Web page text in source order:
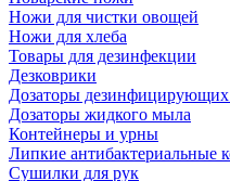
Ножи для чистки овощей
Ножи для хлеба
Товары для дезинфекции
Дезковрики
Дозаторы дезинфицирующих
Дозаторы жидкого мыла
Контейнеры и урны
Липкие антибактериальные
Сушилки для рук